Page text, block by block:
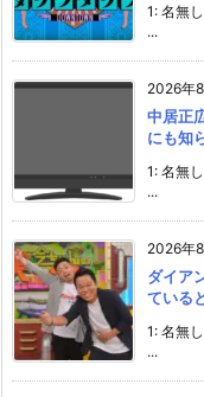
1: 名無
...
2026年
中居正
にも知
1: 名無
...
2026年
ダイア
ている
1: 名無
...